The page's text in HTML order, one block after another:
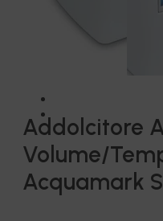
Addolcitore
Volume/
Acquamark